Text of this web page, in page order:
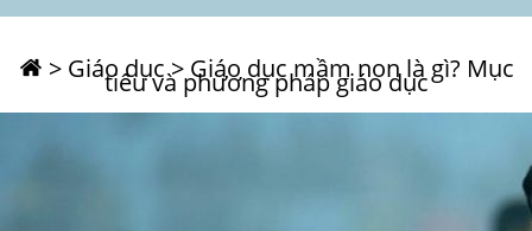
> Giáo dục> Giáo dục mầm non là gì? Mục
tiêu và phương pháp giáo dục